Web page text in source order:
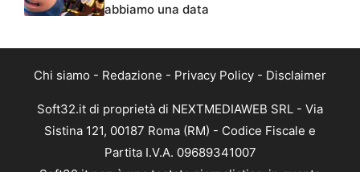
abbiamo una data
Chi siamo - Redazione - Privacy Policy - Disclaimer
Soft32.it di proprietà di NEXTMEDIAWEB SRL - Via
Sistina 121, 00187 Roma (RM) - Codice Fiscale e
Partita I.V.A. 09689341007